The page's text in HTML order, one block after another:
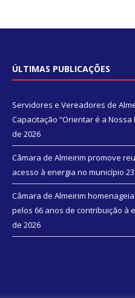
ÚLTIMAS PUBLICAÇÕES
Servidores e Vereadores de
Capacitação “Orientar é a Nossa
de 2026
Câmara de Almeirim promove
acesso à energia no município
Câmara de Almeirim
pelos 66 anos de contribuição à
de 2026